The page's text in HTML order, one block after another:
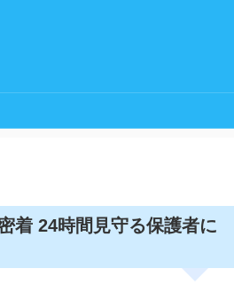
着 24時間見守る保護者に